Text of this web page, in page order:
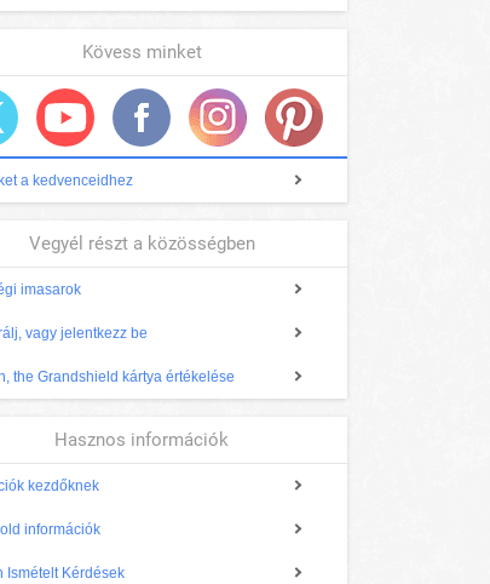
Kövess minket
a kedvenceidhez
Vegyél részt a közösségben
imasarok
vagy jelentkezz be
the Grandshield kártya értékelése
Hasznos információk
kezdőknek
információk
Ismételt Kérdések